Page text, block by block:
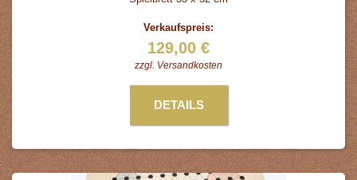
Verkaufspreis:
129,00 €
zzgl. Versandkosten
DETAILS